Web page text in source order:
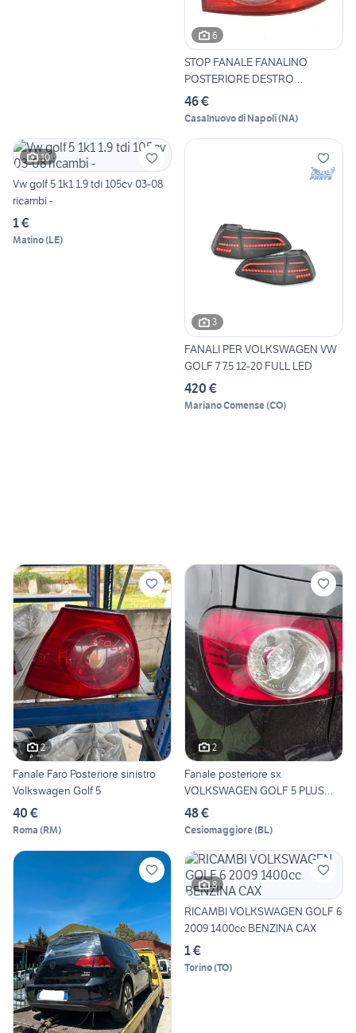
6
STOP FANALE FANALINO
POSTERIORE DESTRO
VOLKSWAGEN
46 €
Casalnuovo di Napoli(NA)
10
Vw golf 5 1k1 1.9 tdi 105cv 03-08
ricambi -
1 €
Matino(LE)
3
FANALI PER VOLKSWAGEN VW
GOLF 7 7.5 12-20 FULL LED
420 €
Mariano Comense(CO)
2
Fanale Faro Posteriore sinistro
Volkswagen Golf 5
40 €
Roma (RM)
2
Fanale posteriore sx
VOLKSWAGEN GOLF 5 PLUS
2006
48 €
Cesiomaggiore(BL)
8
RICAMBI VOLKSWAGEN GOLF 6
2009 1400cc BENZINA CAX
1 €
Torino(TO)